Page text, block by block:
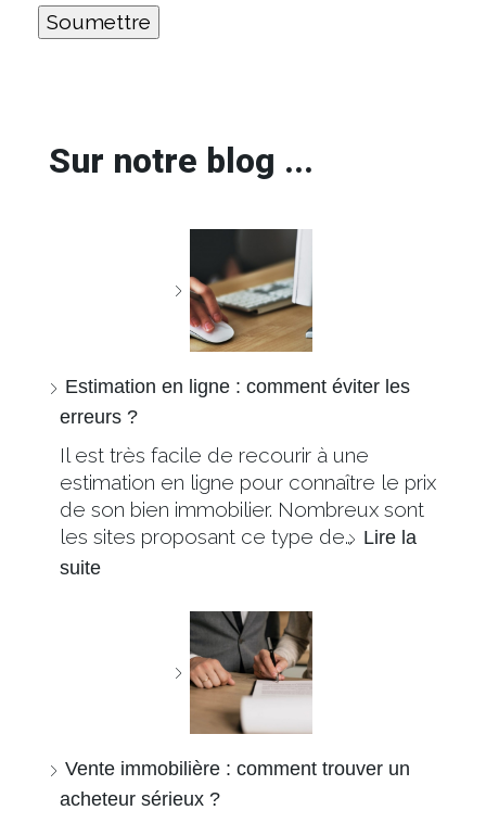
Sur notre blog ...
Estimation en ligne : comment éviter les
erreurs ?
Il est très facile de recourir à une
estimation en ligne pour connaître le prix
de son bien immobilier. Nombreux sont
les sites proposant ce type de… Lire la
suite
Vente immobilière : comment trouver un
acheteur sérieux ?